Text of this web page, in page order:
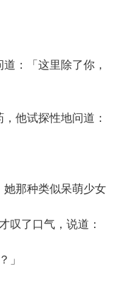
：「这里除了你，
他试探性地问道：
那种类似呆萌少女
叹了口气，说道：
」